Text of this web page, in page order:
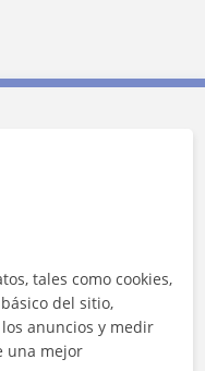
tales como cookies,
del sitio,
anuncios y medir
una mejor